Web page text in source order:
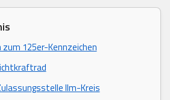
125er-Kennzeichen
Ilm-Kreis